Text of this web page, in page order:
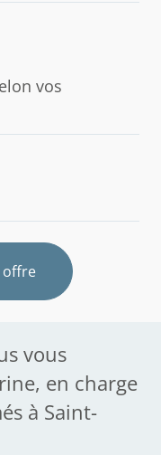
vos
offre
vous
en charge
à Saint-